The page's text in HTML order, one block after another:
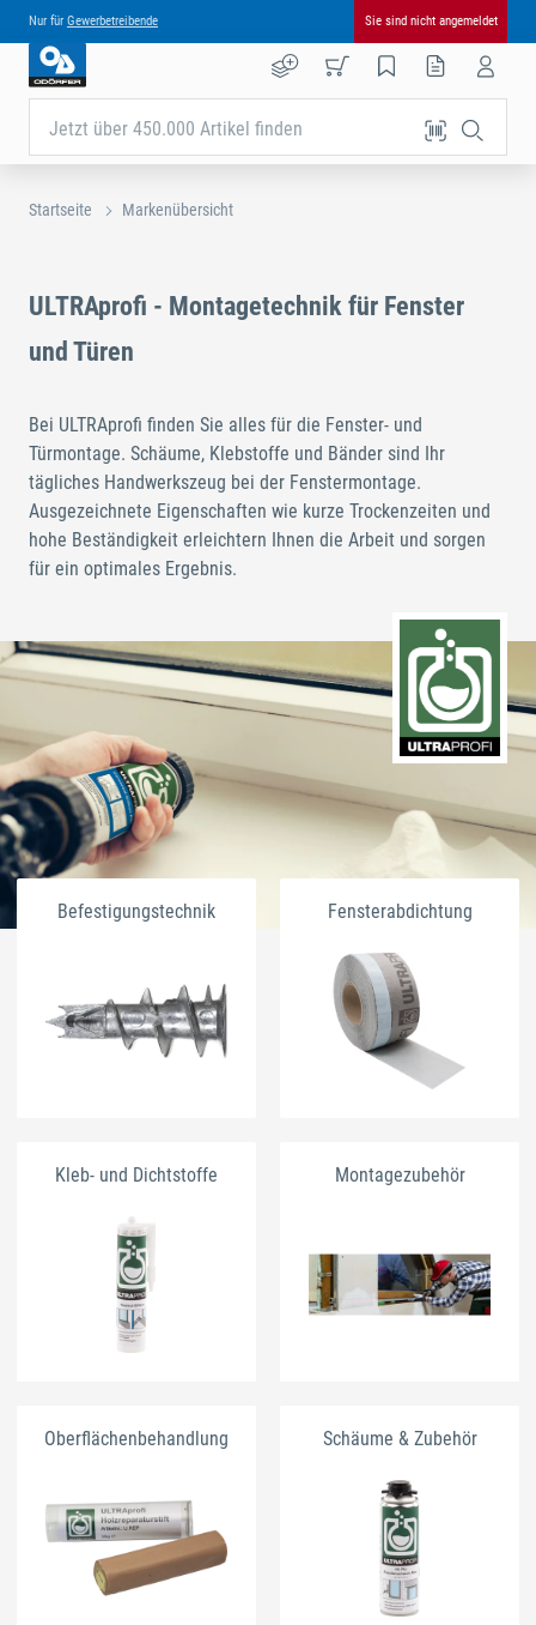
Nur für Gewerbetreibende Sie sind nicht angemeldet
Jetzt über 450.000 Artikel finden
Startseite Markenübersicht
ULTRAprofi - Montagetechnik für Fenster
und Türen
Bei ULTRAprofi finden Sie alles für die Fenster- und
Türmontage. Schäume, Klebstoffe und Bänder sind Ihr
tägliches Handwerkszeug bei der Fenstermontage.
Ausgezeichnete Eigenschaften wie kurze Trockenzeiten und
hohe Beständigkeit erleichtern Ihnen die Arbeit und sorgen
für ein optimales Ergebnis.
Befestigungstechnik Fensterabdichtung
Kleb- und Dichtstoffe Montagezubehör
Oberflächenbehandlung Schäume & Zubehör